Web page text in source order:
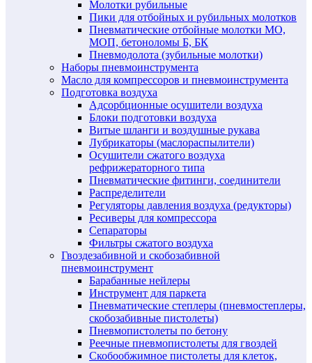
Молотки рубильные
Пики для отбойных и рубильных молотков
Пневматические отбойные молотки МО,
МОП, бетоноломы Б, БК
Пневмодолота (зубильные молотки)
Наборы пневмоинструмента
Масло для компрессоров и пневмоинструмента
Подготовка воздуха
Адсорбционные осушители воздуха
Блоки подготовки воздуха
Витые шланги и воздушные рукава
Лубрикаторы (маслораспылители)
Осушители сжатого воздуха
рефрижераторного типа
Пневматические фитинги, соединители
Распределители
Регуляторы давления воздуха (редукторы)
Ресиверы для компрессора
Сепараторы
Фильтры сжатого воздуха
Гвоздезабивной и скобозабивной
пневмоинструмент
Барабанные нейлеры
Инструмент для паркета
Пневматические степлеры (пневмостеплеры,
скобозабивные пистолеты)
Пневмопистолеты по бетону
Реечные пневмопистолеты для гвоздей
Скобообжимное пистолеты для клеток,